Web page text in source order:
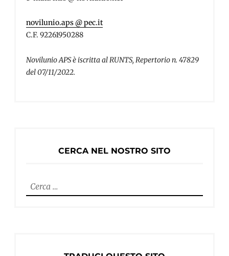
novilunio.aps @ pec.it
C.F. 92261950288
Novilunio APS è iscritta al RUNTS, Repertorio n. 47829
del 07/11/2022.
CERCA NEL NOSTRO SITO
Ricerca
per: